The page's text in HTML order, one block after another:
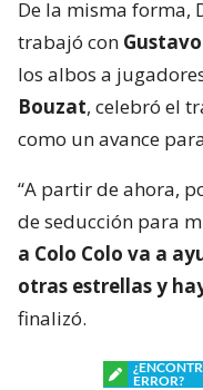
De la misma forma,
trabajó con
los albos a
Bouzat, celebró el
como un avance
“A partir de ahora,
de seducción para
a Colo Colo va a
otras estrellas y
finalizó.
ERROR?